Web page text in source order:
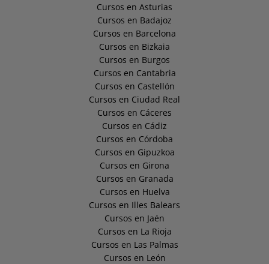
Cursos en Asturias
Cursos en Badajoz
Cursos en Barcelona
Cursos en Bizkaia
Cursos en Burgos
Cursos en Cantabria
Cursos en Castellón
Cursos en Ciudad Real
Cursos en Cáceres
Cursos en Cádiz
Cursos en Córdoba
Cursos en Gipuzkoa
Cursos en Girona
Cursos en Granada
Cursos en Huelva
Cursos en Illes Balears
Cursos en Jaén
Cursos en La Rioja
Cursos en Las Palmas
Cursos en León